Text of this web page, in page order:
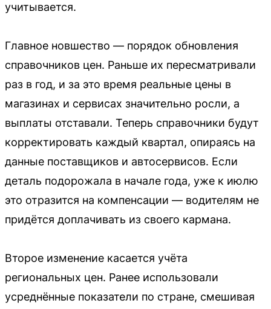
учитывается.
Главное новшество — порядок обновления
справочников цен. Раньше их пересматривали
раз в год, и за это время реальные цены в
магазинах и сервисах значительно росли, а
выплаты отставали. Теперь справочники будут
корректировать каждый квартал, опираясь на
данные поставщиков и автосервисов. Если
деталь подорожала в начале года, уже к июлю
это отразится на компенсации — водителям не
придётся доплачивать из своего кармана.
Второе изменение касается учёта
региональных цен. Ранее использовали
усреднённые показатели по стране, смешивая